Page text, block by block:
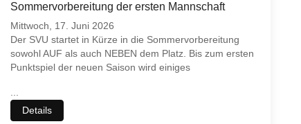
Sommervorbereitung der ersten Mannschaft
Mittwoch, 17. Juni 2026
Der SVU startet in Kürze in die Sommervorbereitung
sowohl AUF als auch NEBEN dem Platz. Bis zum ersten
Punktspiel der neuen Saison wird einiges
...
Details